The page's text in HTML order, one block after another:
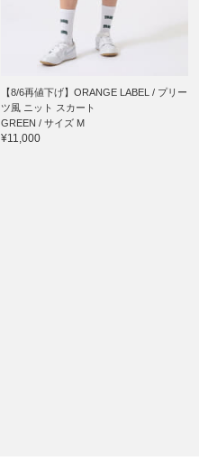
【8/6再値下げ】ORANGE LABEL / プリー
ツ風 ニット スカート
GREEN / サイズ M
¥11,000